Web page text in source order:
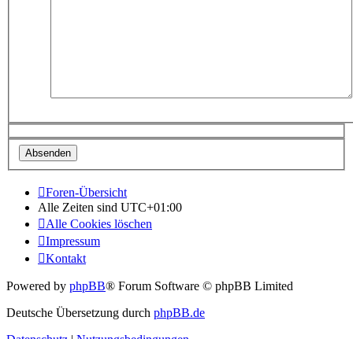
Foren-Übersicht
Alle Zeiten sind UTC+01:00
Alle Cookies löschen
Impressum
Kontakt
Powered by phpBB® Forum Software © phpBB Limited
Deutsche Übersetzung durch phpBB.de